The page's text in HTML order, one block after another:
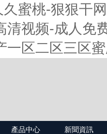
蜜桃-狠狠干
清视频-成人免
一区二区三区
產品中心 新聞資訊